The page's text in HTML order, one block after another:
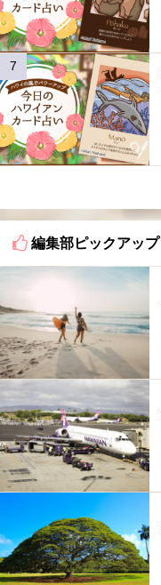
編集部ピックアップ